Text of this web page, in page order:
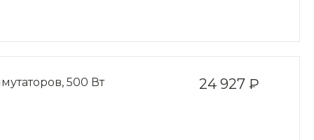
24 927 ₽
500 Вт